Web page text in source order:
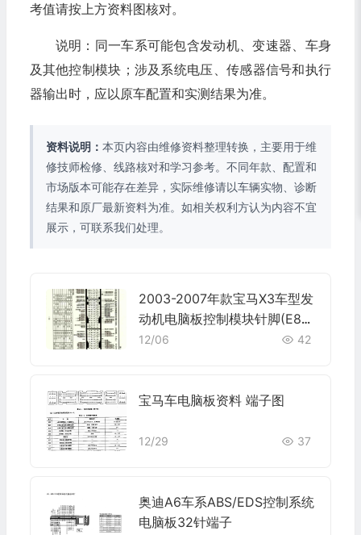
考值请按上方资料图核对。
说明：同一车系可能包含发动机、变速器、车身
及其他控制模块；涉及系统电压、传感器信号和执行
器输出时，应以原车配置和实测结果为准。
资料说明： 本页内容由维修资料整理转换，主要用于维
修技师检修、线路核对和学习参考。不同年款、配置和
市场版本可能存在差异，实际维修请以车辆实物、诊断
结果和原厂最新资料为准。如相关权利方认为内容不宜
展示，可联系我们处理。
2003-2007年款宝马X3车型发
动机电脑板控制模块针脚(E83
256S5 2.5L)9+24+52+40+9
12/06 42
宝马车电脑板资料 端子图
12/29 37
奥迪A6车系ABS/EDS控制系统
电脑板32针端子